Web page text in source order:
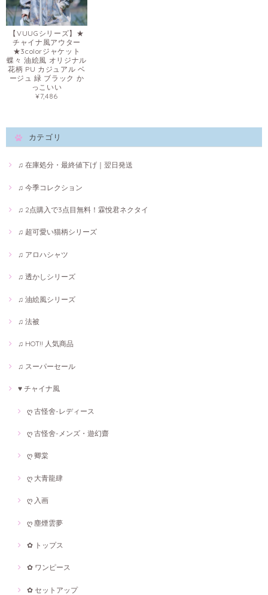
【VUUGシリーズ】★
チャイナ風アウター
★3colorジャケット
蝶々 油絵風 オリジナル
花柄 PU カジュアル ベ
ージュ 緑 ブラック か
っこいい
¥7,486
カテゴリ
♫ 在庫処分・最終値下げ｜翌日発送
♫ 今季コレクション
♫ 2点購入で3点目無料！霖悅君ネクタイ
♫ 超可愛い猫柄シリーズ
♫ アロハシャツ
♫ 透かしシリーズ
♫ 油絵風シリーズ
♫ 法被
♫ HOT!! 人気商品
♫ スーパーセール
♥ チャイナ風
ღ 古怪舍-レディース
ღ 古怪舍-メンズ・遊幻齋
ღ 卿棠
ღ 大青龍肆
ღ 入画
ღ 塵煙雲夢
✿ トップス
✿ ワンピース
✿ セットアップ